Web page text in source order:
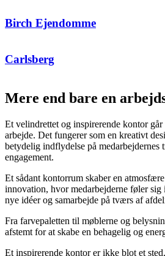
Birch Ejendomme
Carlsberg
Mere end bare en
Et velindrettet og inspirerende kontor
arbejde. Det fungerer som en kreativt
betydelig indflydelse på
engagement.
Et sådant kontorrum skaber en
innovation, hvor medarbejderne føler sig
nye idéer og samarbejde på tværs af
Fra farvepaletten til møblerne og
afstemt for at skabe en behagelig og
Et inspirerende kontor er ikke blot et